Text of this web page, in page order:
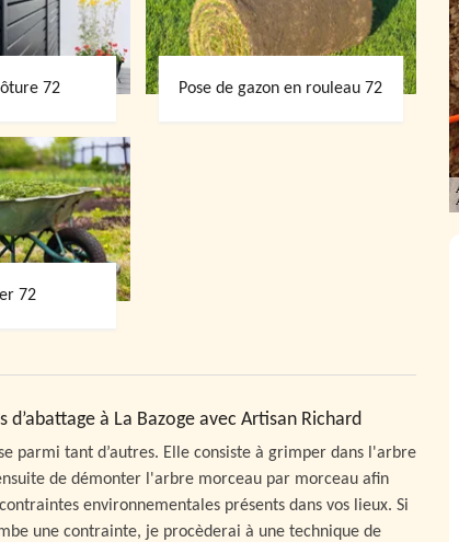
72 Pose de gazon en rouleau 72
72
à La Bazoge avec Artisan Richard
parmi tant d’autres. Elle consiste à grimper dans l'arbre
de démonter l'arbre morceau par morceau afin
environnementales présents dans vos lieux. Si
une contrainte, je procèderai à une technique de